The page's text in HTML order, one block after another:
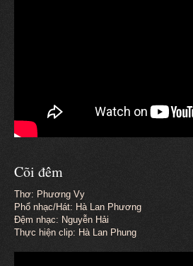
Cõi đêm
Thơ: Phương Vy
Phổ nhạc/Hát: Hà Lan Phương
Đệm nhạc: Nguyễn Hải
Thực hiện clip: Hà Lan Phung